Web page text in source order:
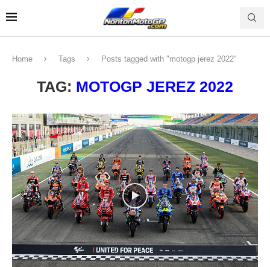
Home Tags Posts tagged with "motogp jerez 2022"
TAG: MOTOGP JEREZ 2022